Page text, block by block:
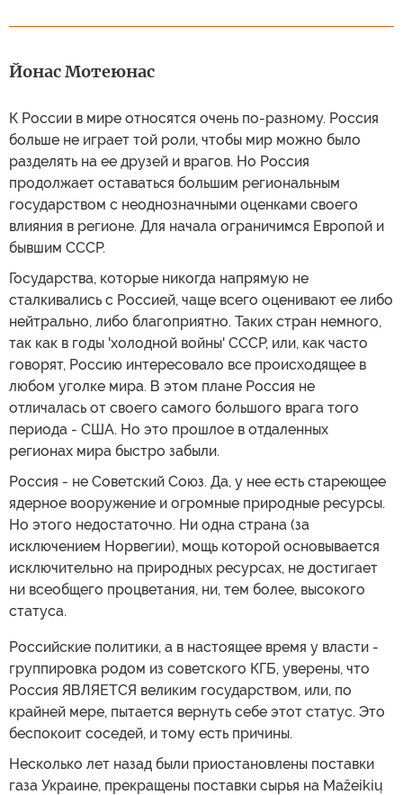
Йонас Мотеюнас
К России в мире относятся очень по-разному. Россия
больше не играет той роли, чтобы мир можно было
разделять на ее друзей и врагов. Но Россия
продолжает оставаться большим региональным
государством с неоднозначными оценками своего
влияния в регионе. Для начала ограничимся Европой и
бывшим СССР.
Государства, которые никогда напрямую не
сталкивались с Россией, чаще всего оценивают ее либо
нейтрально, либо благоприятно. Таких стран немного,
так как в годы 'холодной войны' СССР, или, как часто
говорят, Россию интересовало все происходящее в
любом уголке мира. В этом плане Россия не
отличалась от своего самого большого врага того
периода - США. Но это прошлое в отдаленных
регионах мира быстро забыли.
Россия - не Советский Союз. Да, у нее есть стареющее
ядерное вооружение и огромные природные ресурсы.
Но этого недостаточно. Ни одна страна (за
исключением Норвегии), мощь которой основывается
исключительно на природных ресурсах, не достигает
ни всеобщего процветания, ни, тем более, высокого
статуса.
Российские политики, а в настоящее время у власти -
группировка родом из советского КГБ, уверены, что
Россия ЯВЛЯЕТСЯ великим государством, или, по
крайней мере, пытается вернуть себе этот статус. Это
беспокоит соседей, и тому есть причины.
Несколько лет назад были приостановлены поставки
газа Украине, прекращены поставки сырья на Mažeikių